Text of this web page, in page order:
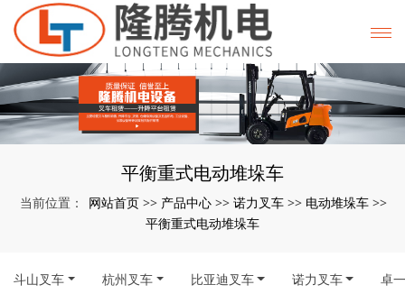
平衡重式电动堆垛车
当前位置： 网站首页 >> 产品中心 >> 诺力叉车 >> 电动堆垛车 >>
平衡重式电动堆垛车
斗山叉车 杭州叉车 比亚迪叉车 诺力叉车 卓